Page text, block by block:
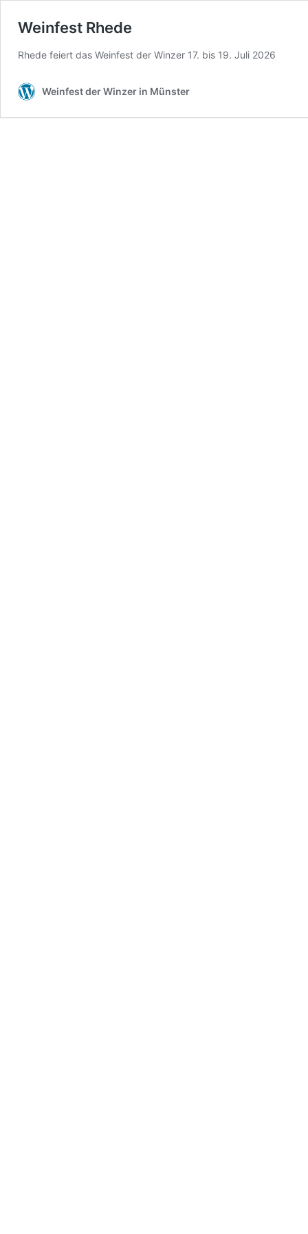
Weinfest Rhede
Rhede feiert das Weinfest der Winzer 17. bis 19. Juli 2026
Weinfest der Winzer in Münster